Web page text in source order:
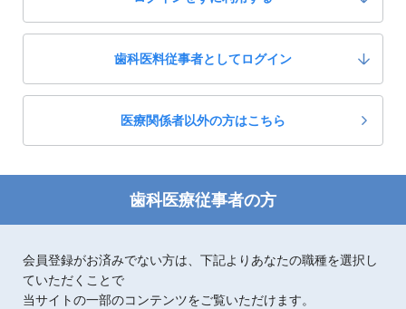
1,550,000円(税抜)
製品カテゴリー：技工設備・器械 ＣＡＤ／ＣＡＭ機器
歯科医料従事者としてログイン
医療関係者以外の方はこちら
歯科医療従事者の方
会員登録がお済みでない方は、下記よりあなたの職種を選択し
ていただくことで
当サイトの一部のコンテンツをご覧いただけます。